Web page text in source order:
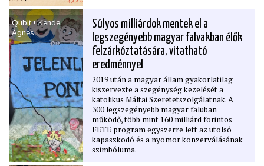
levéltárban, merthogy azok a még a
szocialista jog szerint is törvénytelenül
megﬁgyelt áldozatokról szólnak: egyetlen
posztszocialista országban sem állították
célkeresztbe az egykor meghurcoltakat a
jelentések korlátlan publikálásával. De mi
lesz a titokzatos mágnesszalagok sorsa?
Emlékezetpolitikai háttér.
Qubit • Kende
Ágnes
Súlyos milliárdok mentek el a
legszegényebb magyar falvakban élők
felzárkóztatására, vitatható
eredménnyel
2019 után a magyar állam gyakorlatilag
kiszervezte a szegénység kezelését a
katolikus Máltai Szeretetszolgálatnak. A
300 legszegényebb magyar faluban
működő, több mint 160 milliárd forintos
FETE program egyszerre lett az utolsó
kapaszkodó és a nyomor konzerválásának
szimbóluma.